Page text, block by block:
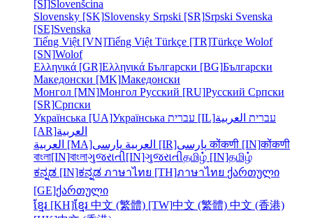
[SI]Slovenšcina
Slovensky [SK]Slovensky Srpski [SR]Srpski Svenska
[SE]Svenska
Tiếng Việt [VN]Tiếng Việt Türkçe [TR]Türkçe Wolof
[SN]Wolof
Ελληνικά [GR]Ελληνικά Български [BG]Български
Македонски [MK]Македонски
Монгол [MN]Монгол Русский [RU]Русский Српски
[SR]Српски
Українська [UA]Українська עברית [IL] עברית العربية
[AR]العربية
العربية [MA]
العربية پارسی [IR] پارسیकोंकणी [IN]कोंकणी
বাংলা[IN]বাংলাગુજરાતી[IN]ગુજરાતીதமிழ் [IN]தமிழ்
ಕನ್ನಡ [IN]ಕನ್ನಡ ภาษาไทย [TH]ภาษาไทย ქართული
[GE]ქართული
ខ្មែរ [KH]ខ្មែរ 中文 (繁體) [TW]中文 (繁體) 中文 (香港)